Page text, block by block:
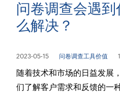
问卷调查会遇
么解决？
2023-05-15 问卷调查工具价值
随着技术和市场的日益发展
们了解客户需求和反馈的一